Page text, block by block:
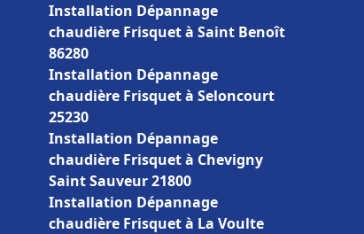
Installation Dépannage
chaudière Frisquet à Saint Benoît
86280
Installation Dépannage
chaudière Frisquet à Seloncourt
25230
Installation Dépannage
chaudière Frisquet à Chevigny
Saint Sauveur 21800
Installation Dépannage
chaudière Frisquet à La Voulte